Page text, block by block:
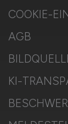
COOKIE-
AGB
KI-